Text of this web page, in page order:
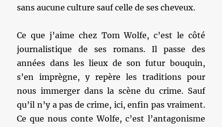
sans aucune culture sauf celle de ses cheveux.
Ce que j’aime chez Tom Wolfe, c’est le côté
journalistique de ses romans. Il passe des
années dans les lieux de son futur bouquin,
s’en imprègne, y repère les traditions pour
nous immerger dans la scène du crime. Sauf
qu’il n’y a pas de crime, ici, enfin pas vraiment.
Ce que nous conte Wolfe, c’est l’antagonisme